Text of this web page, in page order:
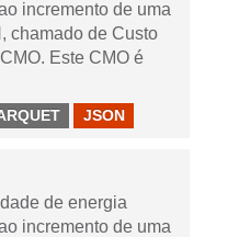
incremento de uma
chamado de Custo
Este CMO é
JSON
de energia
incremento de uma